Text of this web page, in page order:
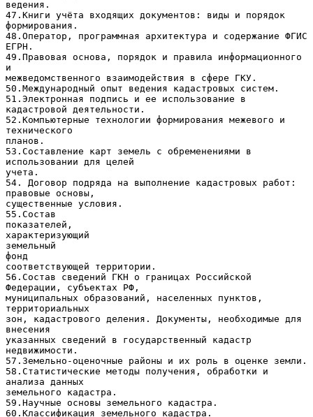
ведения.
47.Книги учёта входящих документов: виды и порядок
формирования.
48.Оператор, программная архитектура и содержание ФГИС
ЕГРН.
49.Правовая основа, порядок и правила информационного
и
межведомственного взаимодействия в сфере ГКУ.
50.Международный опыт ведения кадастровых систем.
51.Электронная подпись и ее использование в
кадастровой деятельности.
52.Компьютерные технологии формирования межевого и
технического
планов.
53.Составление карт земель с обременениями в
использовании для целей
учета.
54. Договор подряда на выполнение кадастровых работ:
правовые основы,
существенные условия.
55.Состав
показателей,
характеризующий
земельный
фонд
соответствующей территории.
56.Состав сведений ГКН о границах Российской
Федерации, субъектах РФ,
муниципальных образований, населенных пунктов,
территориальных
зон, кадастрового деления. Документы, необходимые для
внесения
указанных сведений в государственный кадастр
недвижимости.
57.Земельно-оценочные районы и их роль в оценке земли.
58.Статистические методы получения, обработки и
анализа данных
земельного кадастра.
59.Научные основы земельного кадастра.
60.Классификация земельного кадастра.